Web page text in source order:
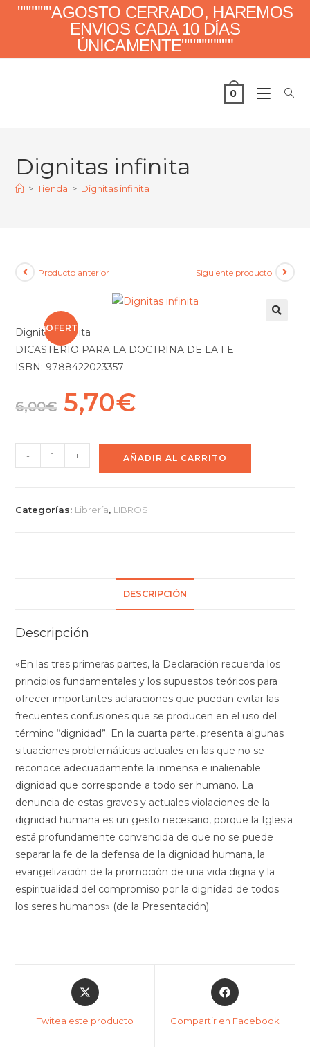
""""""AGOSTO CERRADO, HAREMOS
ENVIOS CADA 10 DÍAS
ÚNICAMENTE"""""""""
0
Dignitas infinita
> Tienda > Dignitas infinita
¡OFERT
A!
Producto anterior Siguiente producto
Dignitas infinita
DICASTERIO PARA LA DOCTRINA DE LA FE
ISBN: 9788422023357
6,00€ 5,70€
- + AÑADIR AL CARRITO
Categorías: Librería, LIBROS
DESCRIPCIÓN
Descripción
«En las tres primeras partes, la Declaración recuerda los
principios fundamentales y los supuestos teóricos para
ofrecer importantes aclaraciones que puedan evitar las
frecuentes confusiones que se producen en el uso del
término “dignidad”. En la cuarta parte, presenta algunas
situaciones problemáticas actuales en las que no se
reconoce adecuadamente la inmensa e inalienable
dignidad que corresponde a todo ser humano. La
denuncia de estas graves y actuales violaciones de la
dignidad humana es un gesto necesario, porque la Iglesia
está profundamente convencida de que no se puede
separar la fe de la defensa de la dignidad humana, la
evangelización de la promoción de una vida digna y la
espiritualidad del compromiso por la dignidad de todos
los seres humanos» (de la Presentación).
Twitea este producto Compartir en Facebook